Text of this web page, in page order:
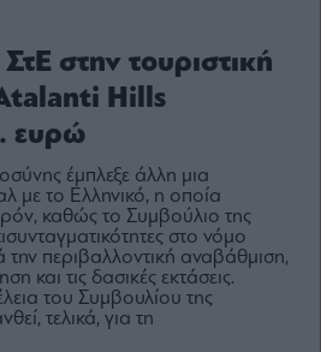
στην τουριστική
Hills
ευρώ
έμπλεξε άλλη μια
με το Ελληνικό, η οποία
καθώς το Συμβούλιο της
στο νόμο
περιβαλλοντική αναβάθμιση,
και τις δασικές εκτάσεις.
του Συμβουλίου της
τελικά, για τη